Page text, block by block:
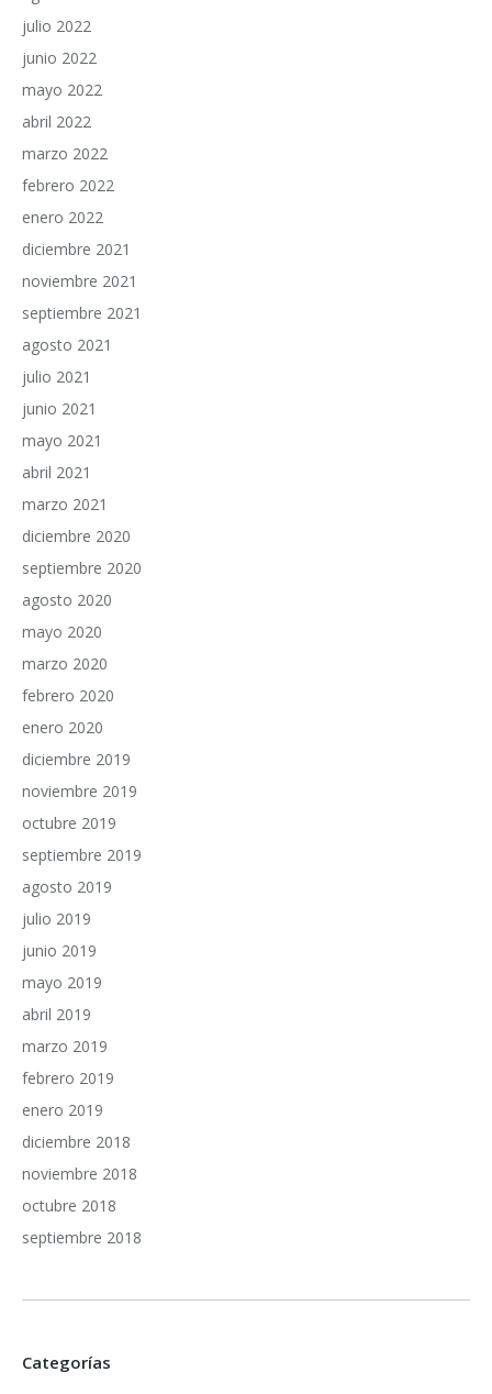
julio 2022
junio 2022
mayo 2022
abril 2022
marzo 2022
febrero 2022
enero 2022
diciembre 2021
noviembre 2021
septiembre 2021
agosto 2021
julio 2021
junio 2021
mayo 2021
abril 2021
marzo 2021
diciembre 2020
septiembre 2020
agosto 2020
mayo 2020
marzo 2020
febrero 2020
enero 2020
diciembre 2019
noviembre 2019
octubre 2019
septiembre 2019
agosto 2019
julio 2019
junio 2019
mayo 2019
abril 2019
marzo 2019
febrero 2019
enero 2019
diciembre 2018
noviembre 2018
octubre 2018
septiembre 2018
Categorías